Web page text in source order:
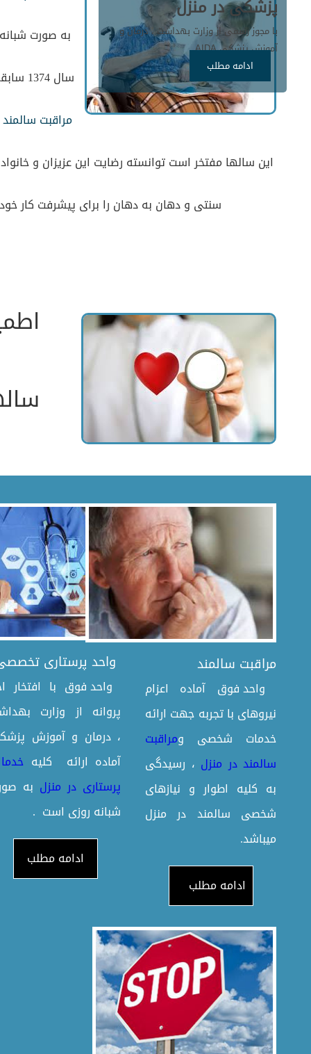
پزشکی در منزل
با مجوز رسمی از وزارت بهداشت ، درمان و
آموزش پزشکی AIDA
ادامه مطلب
به صورت
سال 1374 سابقه مدیریت در امر اعزام نیرو جهت
مراقبت سالمند
این سالها مفتخر است توانسته رضایت این عزیزان و
سنتی و دهان به دهان را برای پیشرفت کار
مراقبت سالمند
واحد فوق آماده اعزام
نیروهای با تجربه جهت ارائه
خدمات شخصی ومراقبت
سالمند در منزل ، رسیدگی
به کلیه اطوار و نیازهای
شخصی سالمند در منزل
میباشد.
ادامه مطلب
واحد پرستاری
واحد فوق با افتخار
پروانه از وزارت
،درمان و آموزش
آماده ارائه کلیه
پرستاری در منزل به
شبانه روزی است .
ادامه مطلب